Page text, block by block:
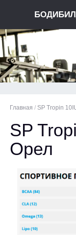
Главная / SP Tropin
SP
Орел